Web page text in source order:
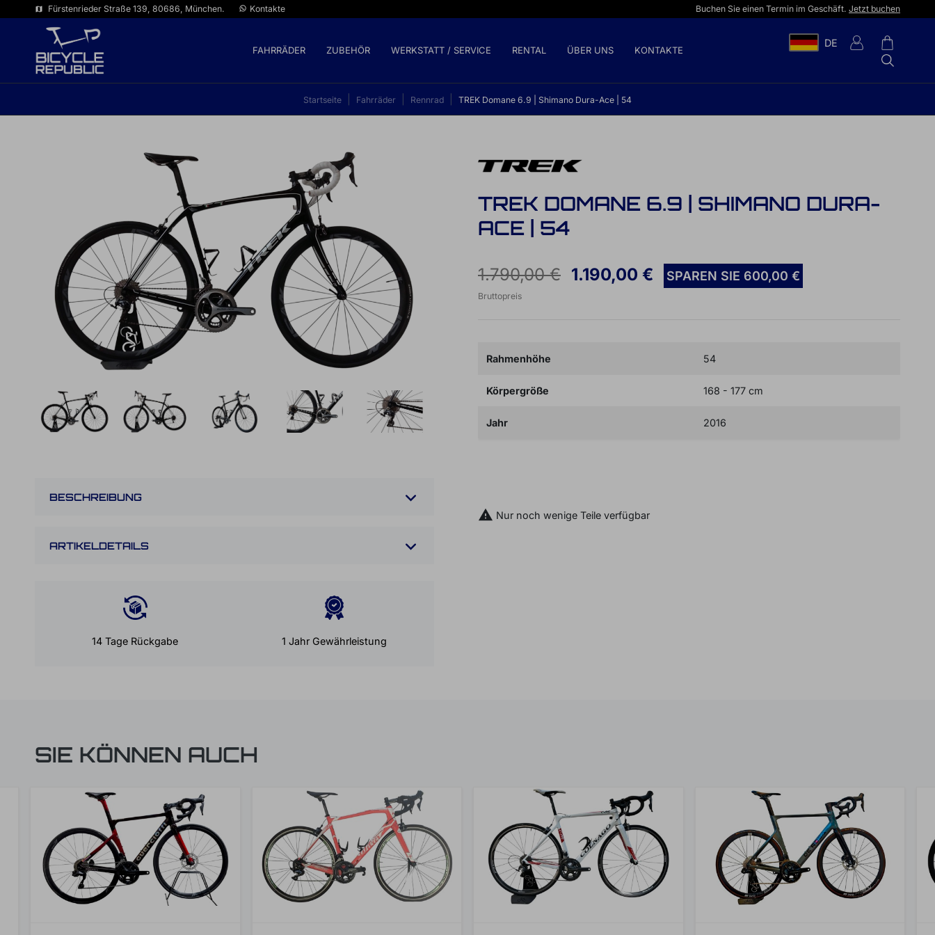
map Fürstenrieder Straße 139, 80686, München. Kontakte Buchen Sie einen Termin im Geschäft. Jetzt buchen
FAHRRÄDER ZUBEHÖR WERKSTATT / SERVICE RENTAL ÜBER UNS KONTAKTE
DE
Startseite Fahrräder Rennrad TREK Domane 6.9 | Shimano Dura-Ace | 54
BESCHREIBUNG
ARTIKELDETAILS
14 Tage Rückgabe 1 Jahr Gewährleistung
TREK DOMANE 6.9 | SHIMANO DURA-
ACE | 54
1.790,00 € 1.190,00 € SPAREN SIE 600,00 €
Bruttopreis
Rahmenhöhe 54
Körpergröße 168 - 177 cm
Jahr 2016
 Nur noch wenige Teile verfügbar
SIE KÖNNEN AUCH